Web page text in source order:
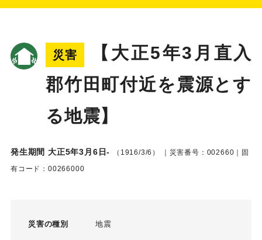
災害
【大正5年3月直入
郡竹田町付近を震源とす
る地震】
発生期間 大正5年3月6日- （1916/3/6）
｜災害番号：002660｜固
有コード：00266000
災害の種別 地震